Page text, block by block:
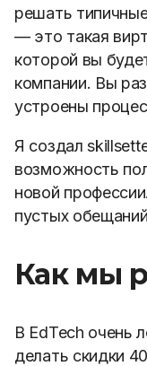
решать
— это такая
которой вы
компании. Вы
устроены
Я создал
возможность
новой
пустых
Как мы
В EdTech очень
делать скидки